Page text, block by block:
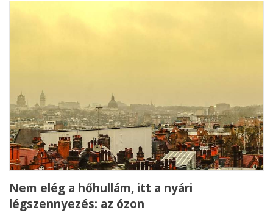
Nem elég a hőhullám, itt a nyári
légszennyezés: az ózon